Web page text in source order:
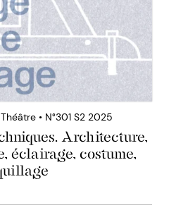
• N°301 S2 2025
Architecture,
éclairage, costume,